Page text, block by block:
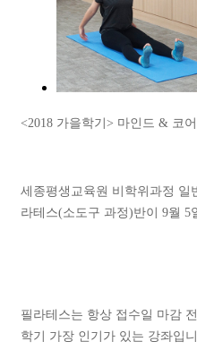
<2018 가을학기> 마인드 & 코
세종평생교육원 비학위과정 일
라테스(소도구 과정)반이 9월 5
필라테스는 항상 접수일 마감
학기 가장 인기가 있는 강좌입